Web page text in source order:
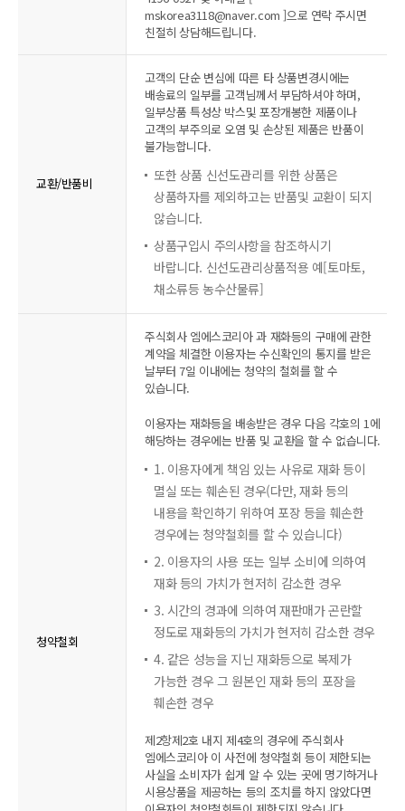
mskorea3118@naver.com ]으로 연락 주시면
친절히 상담해드립니다.
교환/반품비
고객의 단순 변심에 따른 타 상품변경시에는
배송료의 일부를 고객님께서 부담하셔야 하며,
일부상품 특성상 박스및 포장개봉한 제품이나
고객의 부주의로 오염 및 손상된 제품은 반품이
불가능합니다.
또한 상품 신선도관리를 위한 상품은
상품하자를 제외하고는 반품및 교환이 되지
않습니다.
상품구입시 주의사항을 참조하시기
바랍니다. 신선도관리상품적용 예[토마토,
채소류등 농수산물류]
청약철회
주식회사 엠에스코리아 과 재화등의 구매에 관한
계약을 체결한 이용자는 수신확인의 통지를 받은
날부터 7일 이내에는 청약의 철회를 할 수
있습니다.
이용자는 재화등을 배송받은 경우 다음 각호의 1에
해당하는 경우에는 반품 및 교환을 할 수 없습니다.
1. 이용자에게 책임 있는 사유로 재화 등이
멸실 또는 훼손된 경우(다만, 재화 등의
내용을 확인하기 위하여 포장 등을 훼손한
경우에는 청약철회를 할 수 있습니다)
2. 이용자의 사용 또는 일부 소비에 의하여
재화 등의 가치가 현저히 감소한 경우
3. 시간의 경과에 의하여 재판매가 곤란할
정도로 재화등의 가치가 현저히 감소한 경우
4. 같은 성능을 지닌 재화등으로 복제가
가능한 경우 그 원본인 재화 등의 포장을
훼손한 경우
제2항제2호 내지 제4호의 경우에 주식회사
엠에스코리아 이 사전에 청약철회 등이 제한되는
사실을 소비자가 쉽게 알 수 있는 곳에 명기하거나
시용상품을 제공하는 등의 조치를 하지 않았다면